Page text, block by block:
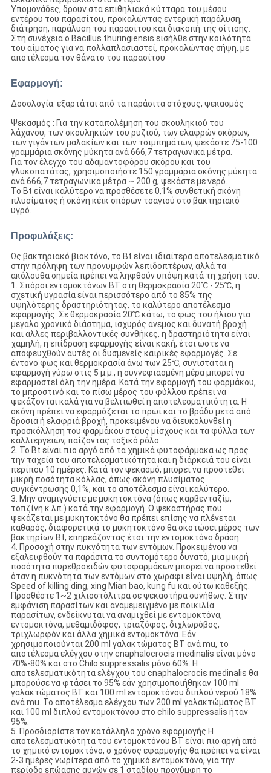
Υπομονάδες, δρουν στα επιθηλιακά κύτταρα του μέσου
εντέρου του παρασίτου, προκαλώντας εντερική παράλυση,
διάτρηση, παράλυση του παρασίτου και διακοπή της σίτισης.
Στη συνέχεια ο Bacillus thuringiensis εισήλθε στην κοιλότητα
του αίματος για να πολλαπλασιαστεί, προκαλώντας σήψη, με
αποτέλεσμα τον θάνατο του παρασίτου
Εφαρμογή:
Δοσολογία: εξαρτάται από τα παράσιτα στόχους, ψεκασμός
Ψεκασμός : Για την καταπολέμηση του σκουληκιού του
λάχανου, των σκουληκιών του ρυζιού, των ελαφρών σκόρων,
των γιγάντων μαλακίων και των τσιμπημάτων, ψεκάστε 75-100
γραμμάρια σκόνης μύκητα ανά 666,7 τετραγωνικά μέτρα.
Για τον έλεγχο του αδαμαντοφόρου σκόρου και του
γλυκοπατάτας, χρησιμοποιήστε 150 γραμμάρια σκόνης μύκητα
ανά 666,7 τετραγωνικά μέτρα ~ 200 g, ψεκάστε με νερό.
Το Bt είναι καλύτερο να προσθέσετε 0,1% συνθετική σκόνη
πλυσίματος ή σκόνη κέικ σπόρων τσαγιού στο βακτηριακό
υγρό.
Προφυλάξεις:
Ως βακτηριακό βιοκτόνο, το Bt είναι ιδιαίτερα αποτελεσματικό
στην πρόληψη των προνυμφών λεπιδοπτέρων, αλλά τα
ακόλουθα σημεία πρέπει να ληφθούν υπόψη κατά τη χρήση του:
1. Σπόροι εντομοκτόνων BT στη θερμοκρασία 20℃ - 25℃, η
σχετική υγρασία είναι περισσότερο από το 85% της
υψηλότερης δραστηριότητας, το καλύτερο αποτέλεσμα
εφαρμογής. Σε θερμοκρασία 20℃ κάτω, το φως του ήλιου για
μεγάλο χρονικό διάστημα, ισχυρός άνεμος και δυνατή βροχή
και άλλες περιβαλλοντικές συνθήκες, η δραστηριότητα είναι
χαμηλή, η επίδραση εφαρμογής είναι κακή, έτσι ώστε να
αποφευχθούν αυτές οι δυσμενείς καιρικές εφαρμογές. Σε
έντονο φως και θερμοκρασία άνω των 25℃, συνιστάται η
εφαρμογή γύρω στις 5 μ.μ., η συννεφιασμένη μέρα μπορεί να
εφαρμοστεί όλη την ημέρα. Κατά την εφαρμογή του φαρμάκου,
το μπροστινό και το πίσω μέρος του φύλλου πρέπει να
ψεκάζονται καλά για να βελτιωθεί η αποτελεσματικότητα. Η
σκόνη πρέπει να εφαρμόζεται το πρωί και το βράδυ μετά από
δροσιά ή ελαφριά βροχή, προκειμένου να διευκολυνθεί η
προσκόλληση του φαρμάκου στους μίσχους και τα φύλλα των
καλλιεργειών, παίζοντας τοξικό ρόλο.
2. Το Bt είναι πιο αργό από τα χημικά φυτοφάρμακα ως προς
την ταχεία του αποτελεσματικότητα και η διάρκειά του είναι
περίπου 10 ημέρες. Κατά τον ψεκασμό, μπορεί να προστεθεί
μικρή ποσότητα κόλλας, όπως σκόνη πλυσίματος
συγκέντρωσης 0,1%, και το αποτέλεσμα είναι καλύτερο.
3. Μην αναμιγνύετε με μυκητοκτόνα (όπως καρβενταζίμ,
τοπζίνη κ.λπ.) κατά την εφαρμογή. Ο ψεκαστήρας που
ψεκάζεται με μυκητοκτόνο θα πρέπει επίσης να πλένεται
καθαρός, διαφορετικά το μυκητοκτόνο θα σκοτώσει μέρος των
βακτηρίων Bt, επηρεάζοντας έτσι την εντομοκτόνο δράση.
4. Προσοχή στην πυκνότητα των εντόμων. Προκειμένου να
εξαλειφθούν τα παράσιτα το συντομότερο δυνατό, μια μικρή
ποσότητα πυρεθροειδών φυτοφαρμάκων μπορεί να προστεθεί
όταν η πυκνότητα των εντόμων στο χωράφι είναι υψηλή, όπως
Speed ​​of killing ding, xing Mian bao, kung fu και ούτω καθεξής.
Προσθέστε 1~2 χιλιοστόλιτρα σε ψεκαστήρα συνήθως. Στην
εμφάνιση παρασίτων και αναμεμειγμένο με ποικιλία
παρασίτων, ενδείκνυται να αναμιχθεί με εντομοκτόνα,
εντομοκτόνα, μεθαμιδόφος, τριαζόφος, διχλωρόβος,
τριχλωρφόν και άλλα χημικά εντομοκτόνα. Εάν
χρησιμοποιούνται 200 ​​ml γαλακτώματος ΒΤ ανά mu, το
αποτέλεσμα ελέγχου στην cnaphalocrocis medinalis είναι μόνο
70%-80% και στο Chilo suppressalis μόνο 60%. Η
αποτελεσματικότητα ελέγχου του cnaphalocrocis medinalis θα
μπορούσε να φτάσει το 95% εάν χρησιμοποιήθηκαν 100 ml
γαλακτώματος ΒΤ και 100 ml εντομοκτόνου διπλού νερού 18%
ανά mu. Το αποτέλεσμα ελέγχου των 200 ml γαλακτώματος ΒΤ
και 100 ml διπλού εντομοκτόνου στο chilo suppressalis ήταν
95%.
5. Προσδιορίστε τον κατάλληλο χρόνο εφαρμογής Η
αποτελεσματικότητα του εντομοκτόνου BT είναι πιο αργή από
το χημικό εντομοκτόνο, ο χρόνος εφαρμογής θα πρέπει να είναι
2-3 ημέρες νωρίτερα από το χημικό εντομοκτόνο, για την
περίοδο επώασης αυγών σε 1 σταδίου προνύμφη το